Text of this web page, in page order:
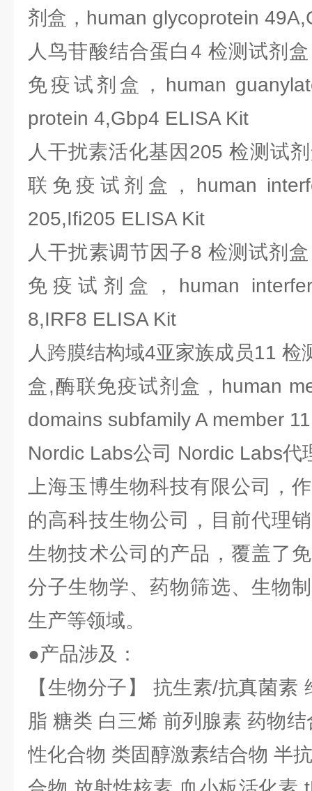
剂盒，human glycoprotein
人鸟苷酸结合蛋白4 检测试剂
免疫试剂盒，human
protein 4,Gbp4 ELISA Kit
人干扰素活化基因205 检测试
联免疫试剂盒，human
205,Ifi205 ELISA Kit
人干扰素调节因子8 检测试剂
免疫试剂盒，human
8,IRF8 ELISA Kit
人跨膜结构域4亚家族成员11 检
盒,酶联免疫试剂盒，human
domains subfamily A member
Nordic Labs公司 Nordic Labs代
上海玉博生物科技有限公司，
的高科技生物公司，目前代理
生物技术公司的产品，覆盖了
分子生物学、药物筛选、生物
生产等领域。
●产品涉及：
【生物分子】 抗生素/抗真菌素
脂 糖类 白三烯 前列腺素 药物
性化合物 类固醇激素结合物 半